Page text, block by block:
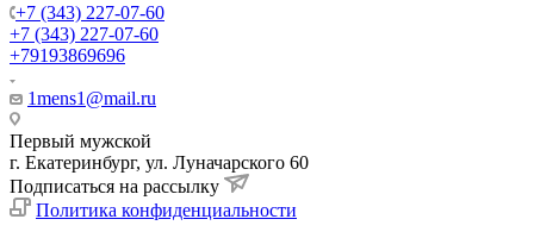
+7 (343) 227-07-60
+7 (343) 227-07-60
+79193869696
1mens1@mail.ru
Первый мужской
г. Екатеринбург, ул. Луначарского 60
Подписаться на рассылку
Политика конфиденциальности